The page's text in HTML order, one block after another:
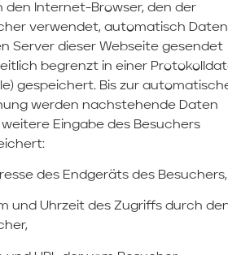
den Internet-Browser, den der
verwendet, automatisch Daten
Server dieser Webseite gesendet
begrenzt in einer
gespeichert. Bis zur
werden nachstehende Daten
Eingabe des Besuchers
des Endgeräts des Besuchers,
und Uhrzeit des Zugriffs durch